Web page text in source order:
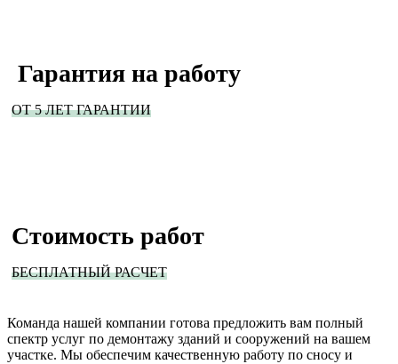
Гарантия на работу
ОТ 5 ЛЕТ ГАРАНТИИ
Стоимость работ
БЕСПЛАТНЫЙ РАСЧЕТ
Команда нашей компании готова предложить вам полный
спектр услуг по демонтажу зданий и сооружений на вашем
участке. Мы обеспечим качественную работу по сносу и